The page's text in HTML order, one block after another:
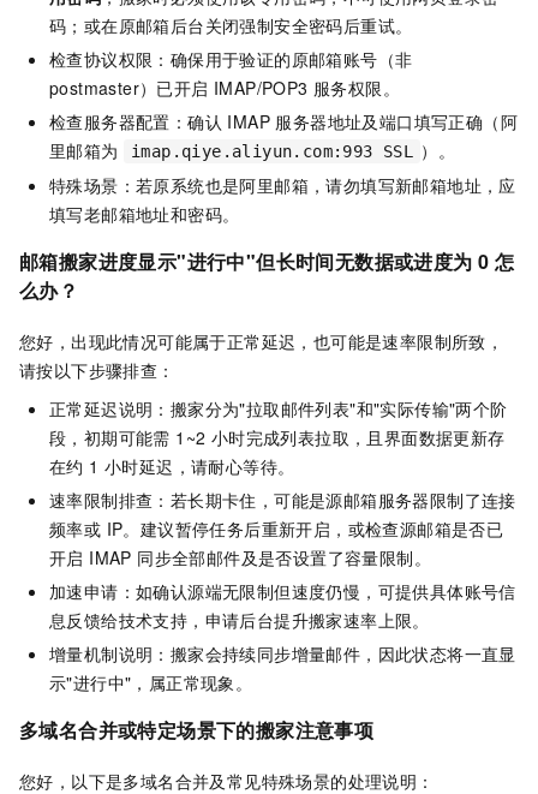
码；或在原邮箱后台关闭强制安全密码后重试。
检查协议权限：确保用于验证的原邮箱账号（非
postmaster）已开启 IMAP/POP3 服务权限。
检查服务器配置：确认 IMAP 服务器地址及端口填写正确（阿
里邮箱为
imap.qiye.aliyun.com:993 SSL ）。
特殊场景：若原系统也是阿里邮箱，请勿填写新邮箱地址，应
填写老邮箱地址和密码。
邮箱搬家进度显示"进行中"但长时间无数据或进度为 0 怎
么办？
您好，出现此情况可能属于正常延迟，也可能是速率限制所致，
请按以下步骤排查：
正常延迟说明：搬家分为"拉取邮件列表"和"实际传输"两个阶
段，初期可能需 1~2 小时完成列表拉取，且界面数据更新存
在约 1 小时延迟，请耐心等待。
速率限制排查：若长期卡住，可能是源邮箱服务器限制了连接
频率或 IP。建议暂停任务后重新开启，或检查源邮箱是否已
开启 IMAP 同步全部邮件及是否设置了容量限制。
加速申请：如确认源端无限制但速度仍慢，可提供具体账号信
息反馈给技术支持，申请后台提升搬家速率上限。
增量机制说明：搬家会持续同步增量邮件，因此状态将一直显
示"进行中"，属正常现象。
多域名合并或特定场景下的搬家注意事项
您好，以下是多域名合并及常见特殊场景的处理说明：